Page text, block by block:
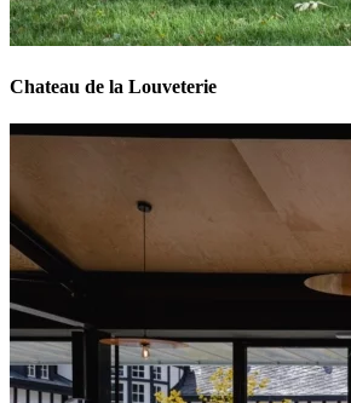
Chateau de la Louveterie